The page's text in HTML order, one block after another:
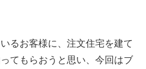
るお客様に、注文住宅を建て
てもらおうと思い、今回はブ